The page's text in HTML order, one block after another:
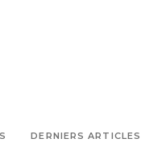
DERNIERS ARTICLES